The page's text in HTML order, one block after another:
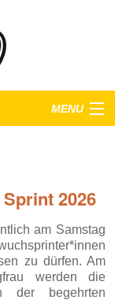
MENU
2026
am Samstag
zu dürfen. Am
werden die
der begehrten